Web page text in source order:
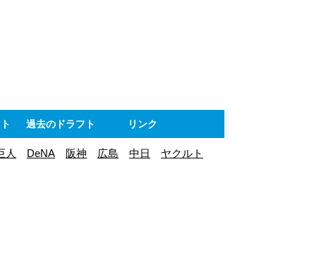
過去のドラフト リンク
人 DeNA 阪神 広島 中日 ヤクルト